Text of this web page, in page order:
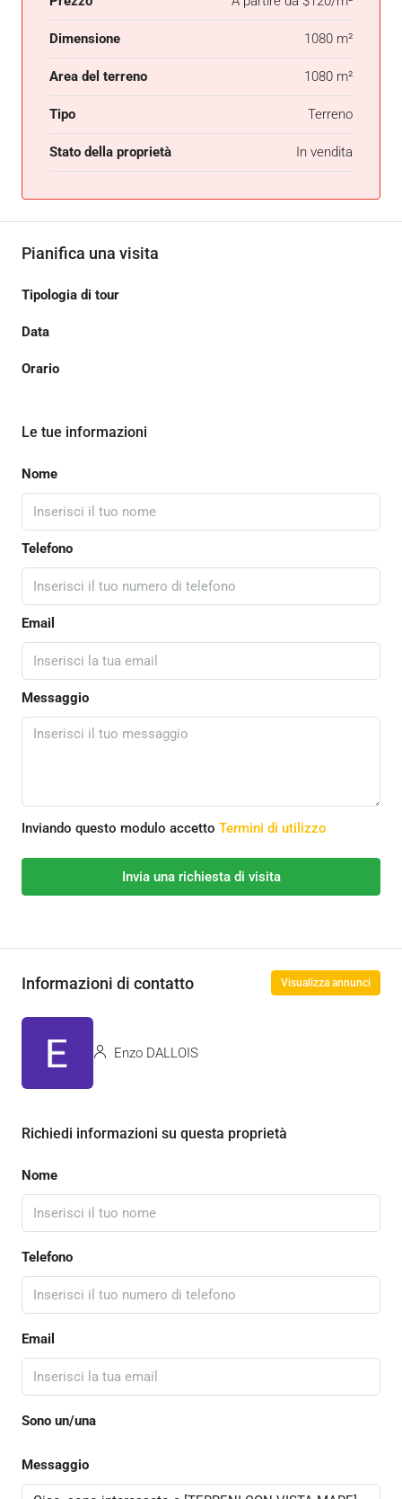
Dimensione 1080 m²
Area del terreno 1080 m²
Tipo Terreno
Stato della proprietà In vendita
Pianifica una visita
Tipologia di tour
Data
Orario
Le tue informazioni
Nome
Telefono
Email
Messaggio
Inviando questo modulo accetto Termini di utilizzo
Invia una richiesta di visita
Informazioni di contatto Visualizza annunci
Enzo DALLOIS
Richiedi informazioni su questa proprietà
Nome
Telefono
Email
Sono un/una
Messaggio